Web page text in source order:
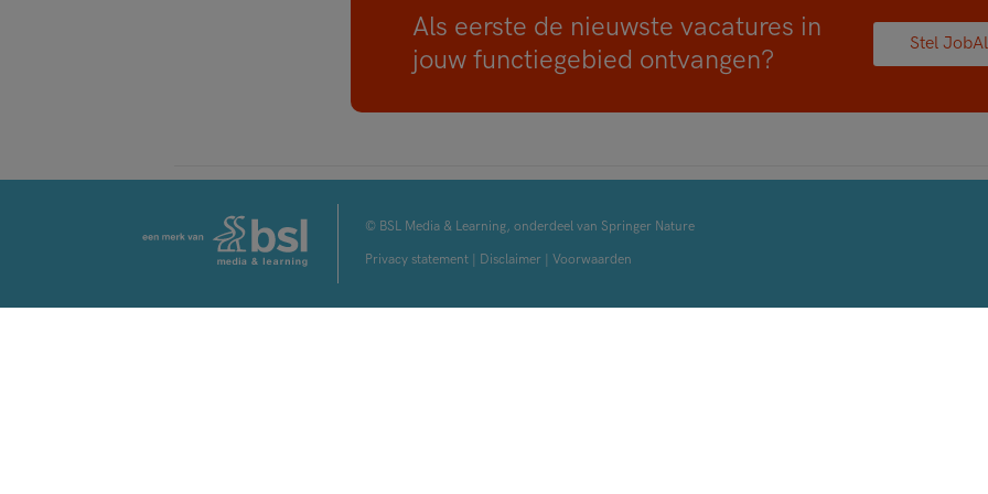
Als eerste de nieuwste vacatures in
jouw functiegebied ontvangen?
Stel
© BSL Media & Learning, onderdeel van Springer Nature
Privacy statement
Disclaimer Voorwaarden